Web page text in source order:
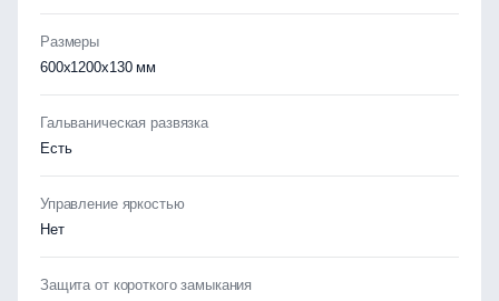
Размеры
600х1200х130 мм
Гальваническая развязка
Есть
Управление яркостью
Нет
Защита от короткого замыкания